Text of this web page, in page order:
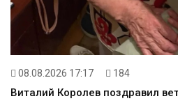
08.08.2026 17:17 184
Виталий Королев поздравил